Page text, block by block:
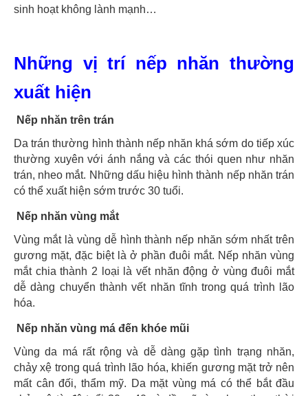
sinh hoạt không lành mạnh…
Những vị trí nếp nhăn thường
xuất hiện
Nếp nhăn trên trán
Da trán thường hình thành nếp nhăn khá sớm do tiếp xúc
thường xuyên với ánh nắng và các thói quen như nhăn
trán, nheo mắt. Những dấu hiệu hình thành nếp nhăn trán
có thể xuất hiện sớm trước 30 tuổi.
Nếp nhăn vùng mắt
Vùng mắt là vùng dễ hình thành nếp nhăn sớm nhất trên
gương mặt, đặc biệt là ở phần đuôi mắt. Nếp nhăn vùng
mắt chia thành 2 loại là vết nhăn động ở vùng đuôi mắt
dễ dàng chuyển thành vết nhăn tĩnh trong quá trình lão
hóa.
Nếp nhăn vùng má đến khóe mũi
Vùng da má rất rộng và dễ dàng gặp tình trạng nhăn,
chảy xệ trong quá trình lão hóa, khiến gương mặt trở nên
mất cân đối, thẩm mỹ. Da mặt vùng má có thể bắt đầu